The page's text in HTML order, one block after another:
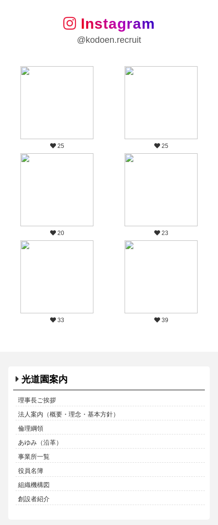
Instagram
@kodoen.recruit
25 25
20 23
33 39
光道園案内
理事長ご挨拶
法人案内（概要・理念・基本方針）
倫理綱領
あゆみ（沿革）
事業所一覧
役員名簿
組織機構図
創設者紹介